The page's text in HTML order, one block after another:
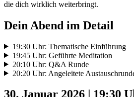
die dich wirklich weiterbringt.
Dein Abend im Detail
19:30 Uhr: Thematische Einführung
19:45 Uhr: Geführte Meditation
20:10 Uhr: Q&A Runde
20:20 Uhr: Angeleitete
30. Januar 2026 | 19:30